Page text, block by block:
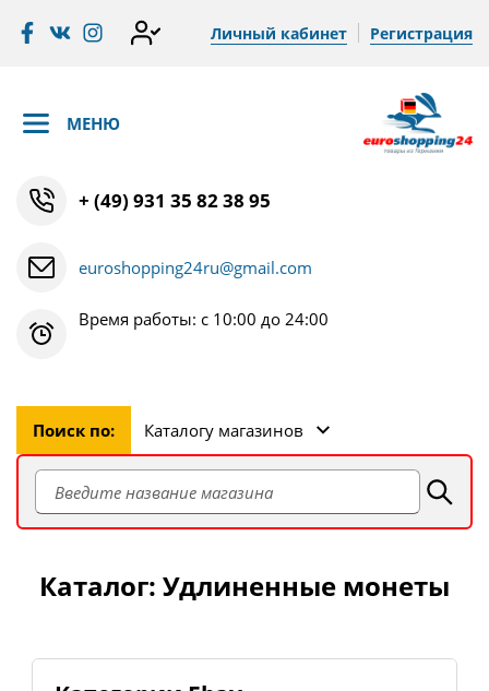
Личный кабинет Регистрация
МЕНЮ
+ (49) 931 35 82 38 95
euroshopping24ru@gmail.com
Время работы: с 10:00 до 24:00
Поиск по: Каталогу магазинов
Каталог: Удлиненные монеты